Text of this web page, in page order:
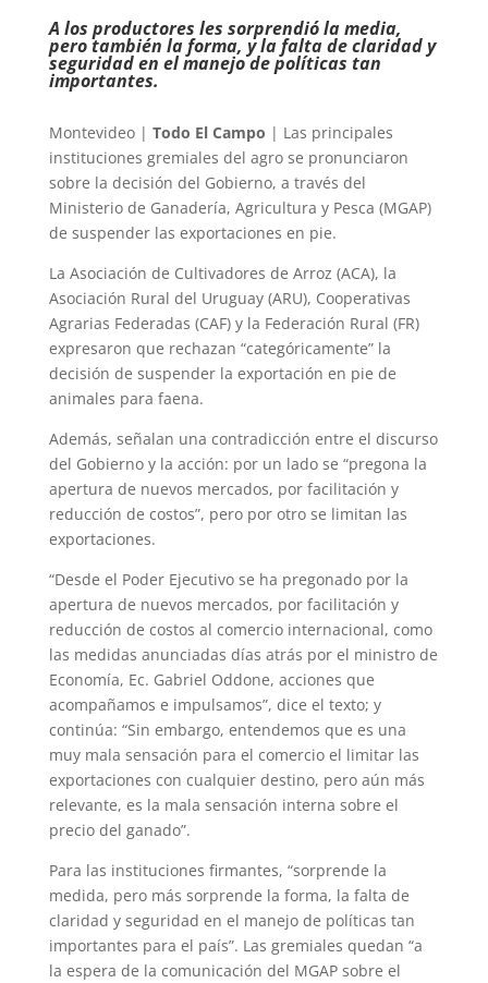
A los productores les sorprendió la media,
pero también la forma, y la falta de claridad y
seguridad en el manejo de políticas tan
importantes.
Montevideo | Todo El Campo | Las principales
instituciones gremiales del agro se pronunciaron
sobre la decisión del Gobierno, a través del
Ministerio de Ganadería, Agricultura y Pesca (MGAP)
de suspender las exportaciones en pie.
La Asociación de Cultivadores de Arroz (ACA), la
Asociación Rural del Uruguay (ARU), Cooperativas
Agrarias Federadas (CAF) y la Federación Rural (FR)
expresaron que rechazan “categóricamente” la
decisión de suspender la exportación en pie de
animales para faena.
Además, señalan una contradicción entre el discurso
del Gobierno y la acción: por un lado se “pregona la
apertura de nuevos mercados, por facilitación y
reducción de costos”, pero por otro se limitan las
exportaciones.
“Desde el Poder Ejecutivo se ha pregonado por la
apertura de nuevos mercados, por facilitación y
reducción de costos al comercio internacional, como
las medidas anunciadas días atrás por el ministro de
Economía, Ec. Gabriel Oddone, acciones que
acompañamos e impulsamos”, dice el texto; y
continúa: “Sin embargo, entendemos que es una
muy mala sensación para el comercio el limitar las
exportaciones con cualquier destino, pero aún más
relevante, es la mala sensación interna sobre el
precio del ganado”.
Para las instituciones firmantes, “sorprende la
medida, pero más sorprende la forma, la falta de
claridad y seguridad en el manejo de políticas tan
importantes para el país”. Las gremiales quedan “a
la espera de la comunicación del MGAP sobre el